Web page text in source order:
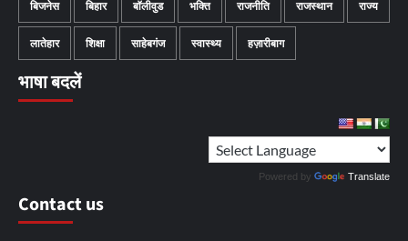
बिजनेस बिहार बॉलीवुड भक्ति राजनीति राजस्थान राज्य
लातेहार शिक्षा साहेबगंज स्वास्थ्य हज़ारीबाग
भाषा बदलें
Powered by Translate
Contact us